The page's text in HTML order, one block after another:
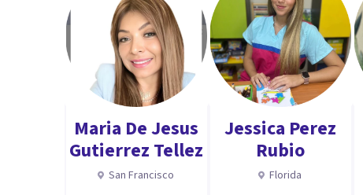
Maria De Jesus
Gutierrez Tellez
San Francisco
Jessica Perez
Rubio
Florida